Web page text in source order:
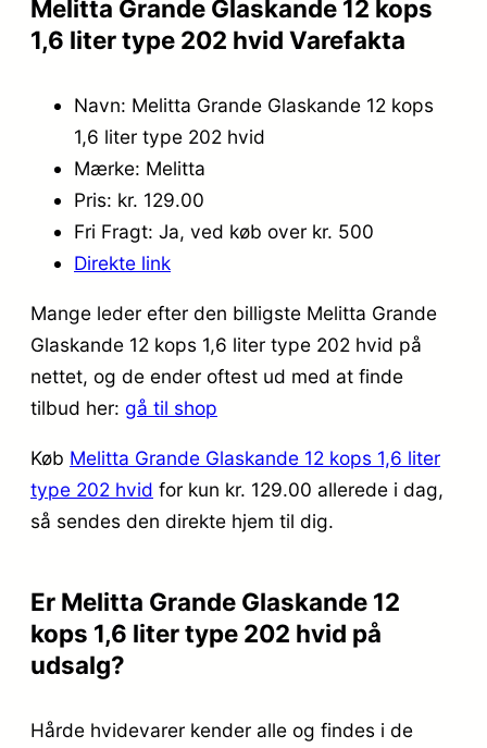
Melitta Grande Glaskande 12 kops
1,6 liter type 202 hvid Varefakta
Navn: Melitta Grande Glaskande 12 kops
1,6 liter type 202 hvid
Mærke: Melitta
Pris: kr. 129.00
Fri Fragt: Ja, ved køb over kr. 500
Direkte link
Mange leder efter den billigste Melitta Grande
Glaskande 12 kops 1,6 liter type 202 hvid på
nettet, og de ender oftest ud med at finde
tilbud her: gå til shop
Køb Melitta Grande Glaskande 12 kops 1,6 liter
type 202 hvid for kun kr. 129.00 allerede i dag,
så sendes den direkte hjem til dig.
Er Melitta Grande Glaskande 12
kops 1,6 liter type 202 hvid på
udsalg?
Hårde hvidevarer kender alle og findes i de